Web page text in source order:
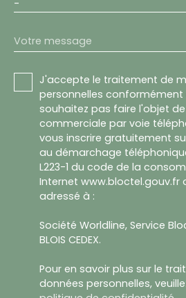
-
Votre message
J'accepte le traitement de
personnelles conformément
souhaitez pas faire l'objet
commerciale par voie
vous inscrire gratuitement
au démarchage
L223-1 du code de la
Internet www.bloctel.gouv.fr
adressé à :
Société Worldline, Service
BLOIS CEDEX.
Pour en savoir plus sur le
données personnelles,